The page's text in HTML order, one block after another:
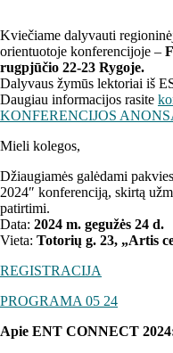
Kviečiame dalyvauti
orientuotoje konferencijoje –
rugpjūčio 22-23 Rygoje.
Dalyvaus žymūs lektoriai iš
Daugiau informacijos rasite
KONFERENCIJOS
Mieli kolegos,
Džiaugiamės galėdami
2024″ konferenciją, skirtą
patirtimi.
Data: 2024 m. gegužės 24 d.
Vieta: Totorių g. 23, „Artis
REGISTRACIJA
PROGRAMA 05 24
Apie ENT CONNECT